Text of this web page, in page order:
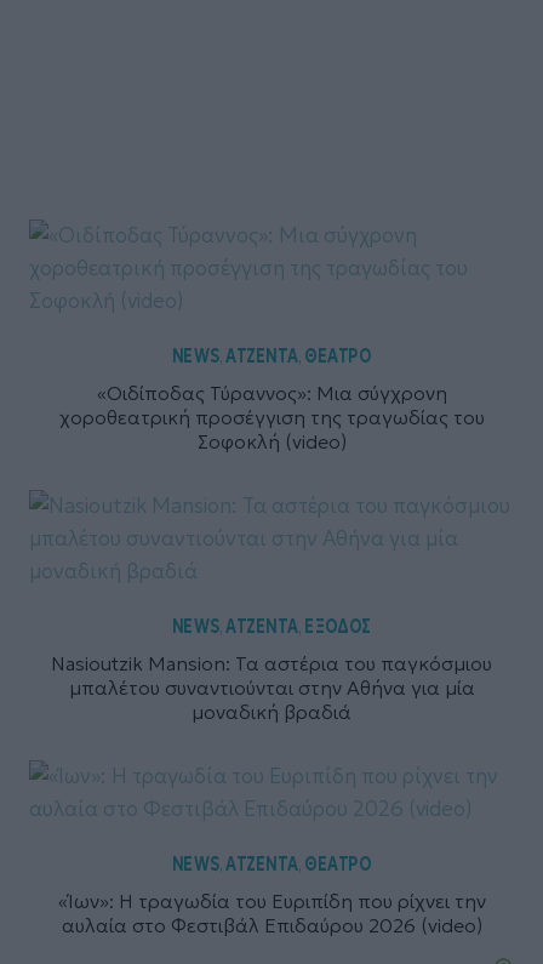
NEWS,ΑΤΖΕΝΤΑ,ΘΕΑΤΡΟ
«Οιδίποδας Τύραννος»: Μια σύγχρονη
χοροθεατρική προσέγγιση της τραγωδίας του
Σοφοκλή (video)
NEWS,ΑΤΖΕΝΤΑ,ΕΞΟΔΟΣ
Nasioutzik Mansion: Τα αστέρια του παγκόσμιου
μπαλέτου συναντιούνται στην Αθήνα για μία
μοναδική βραδιά
NEWS,ΑΤΖΕΝΤΑ,ΘΕΑΤΡΟ
«Ίων»: Η τραγωδία του Ευριπίδη που ρίχνει την
αυλαία στο Φεστιβάλ Επιδαύρου 2026 (video)